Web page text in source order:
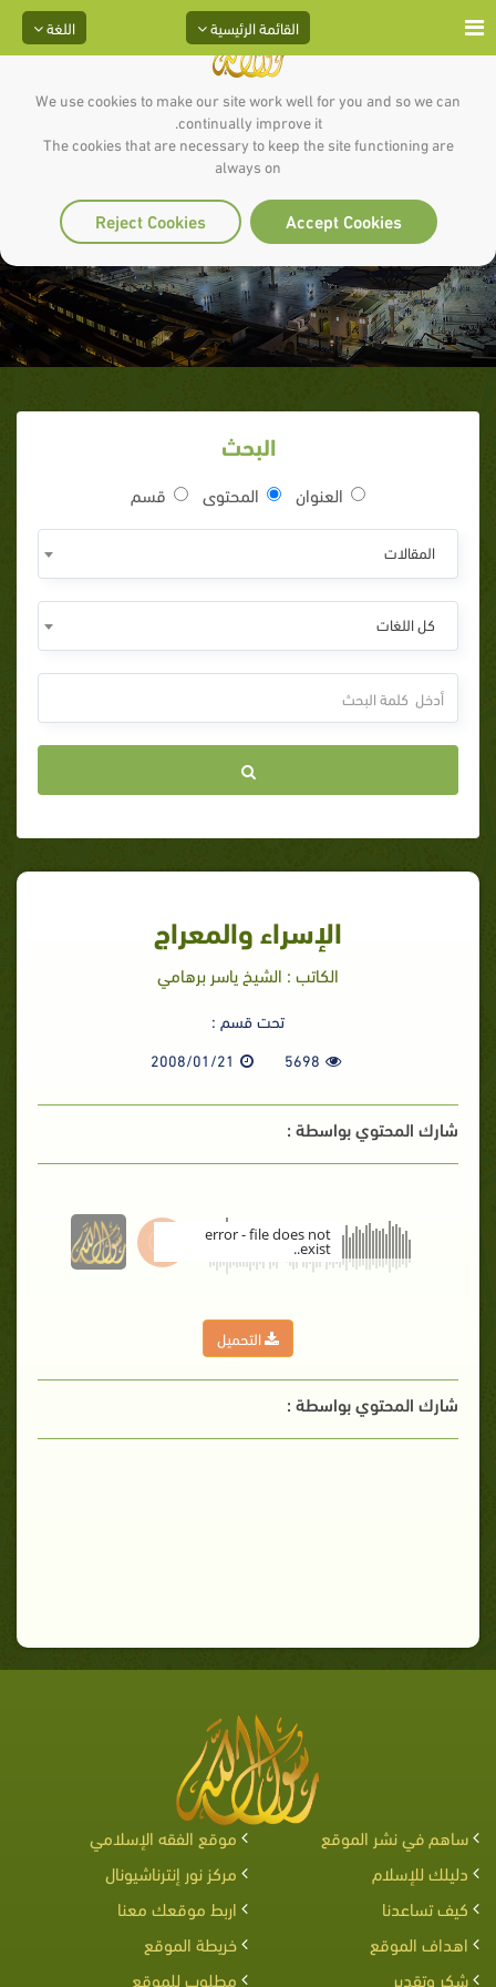
We use cookies to make our site work well for you and so we can
continually improve it.
The cookies that are necessary to keep the site functioning are
always on
Accept Cookies
Reject Cookies
اللغة القائمة الرئيسية
الإسراء والمعراج
البحث
العنوان المحتوى قسم
المقالات
كل اللغات
الإسراء والمعراج
الكاتب : الشيخ ياسر برهامي
تحت قسم :
5698
2008/01/21
شارك المحتوي بواسطة :
error - file does not
exist..
التحميل
شارك المحتوي بواسطة :
ساهم في نشر الموقع
موقع الفقه الإسلامي
دليلك للإسلام
مركز نور إنترناشيونال
كيف تساعدنا
اربط موقعك معنا
اهداف الموقع
خريطة الموقع
شكر وتقدير
مطلوب للموقع